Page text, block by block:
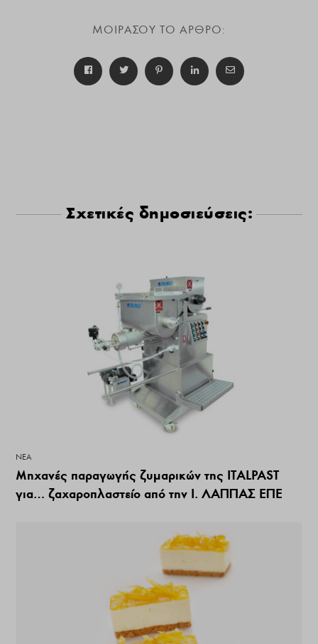
ΜΟΙΡΑΣΟΥ ΤΟ ΑΡΘΡΟ:
Σχετικές δημοσιεύσεις:
ΝΕΑ
Μηχανές παραγωγής ζυμαρικών της ITALPAST
για… ζαχαροπλαστείο από την Ι. ΛΑΠΠΑΣ ΕΠΕ